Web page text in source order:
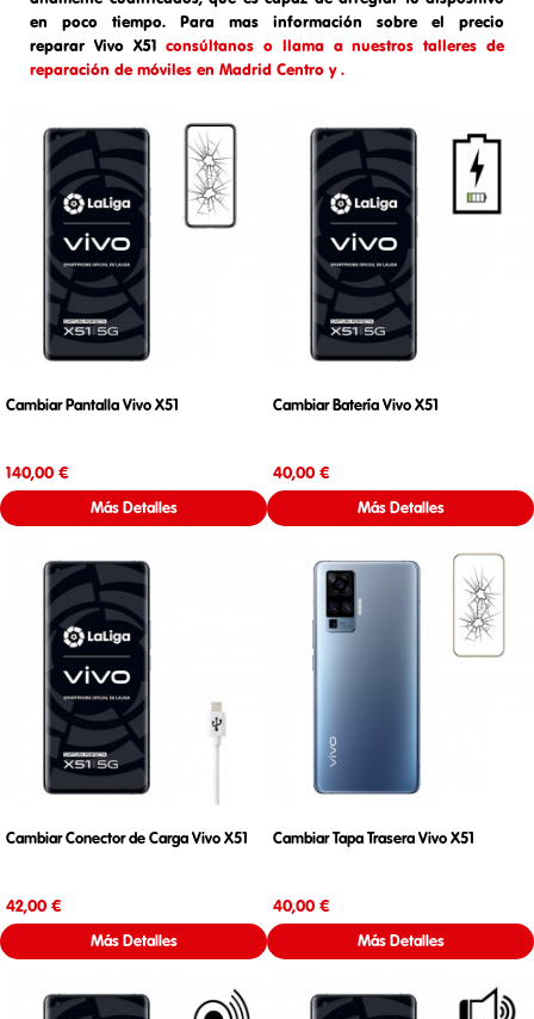
en poco tiempo. Para mas información sobre el precio
repararVivo X51consúltanos o llama a nuestros talleres de
reparación de móviles en Madrid Centro y .
Cambiar Pantalla Vivo X51
140,00 €
Más Detalles
Cambiar Batería Vivo X51
40,00 €
Más Detalles
Cambiar Conector de Carga Vivo X51
42,00 €
Más Detalles
Cambiar Tapa Trasera Vivo X51
40,00 €
Más Detalles